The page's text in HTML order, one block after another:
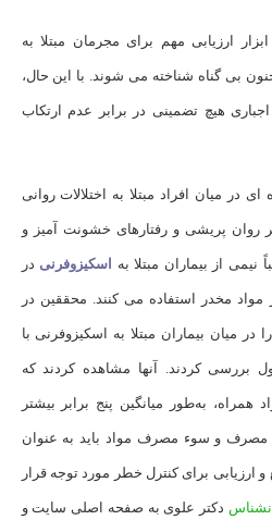
ارزیابی مهم برای مجرمان مبتلا به
بی گناه شناخته می شوند. با این حال،
هیچ تضمینی در برابر عدم ارتکاب
در میان افراد مبتلا به اختلالات روانی
پریشی و رفتارهای خشونت آمیز و
از بیماران مبتلا به اسکیزوفرنی در
مخدر استفاده می کنند. محققین در
در میان بیماران مبتلا به اسکیزوفرنی با
بررسی کردند. آنها مشاهده کردند که
به‌طور میانگین پنج برابر بیشتر
مصرف و سوء مصرف مواد باید به عنوان
ارزیابی برای کنترل خطر مورد توجه قرار
دکتر علوی به صفحه اصلی سایت و